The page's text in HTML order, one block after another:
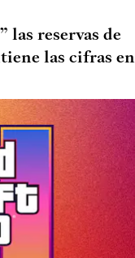
las reservas de
las cifras en